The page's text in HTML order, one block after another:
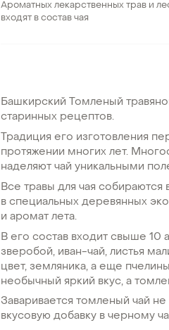
Ароматных лекарственных трав и
входят в состав чая
Башкирский Томленый
старинных рецептов.
Традиция его изготовления
протяжении многих лет.
наделяют чай уникальными
Все травы для чая
в специальных деревянных
и аромат лета.
В его состав входит свыше 10
зверобой, иван-чай, листья
цвет, земляника, а еще
необычный яркий вкус, а
Заваривается томленый чай
вкусовую добавку в черному